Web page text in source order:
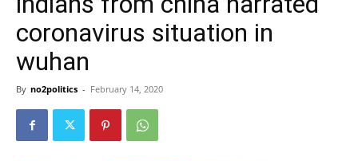
coronavirus situation in
wuhan
By no2politics - February 14, 2020